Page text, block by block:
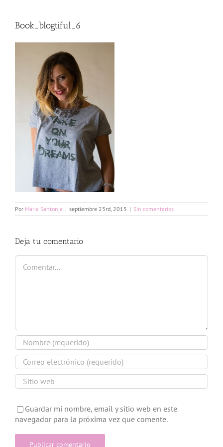
Book_blogtiful_6
Por Maria Santonja | septiembre 23rd, 2015 | Sin comentarios
Deja tu comentario
Comentar
Guardar mi nombre, email y sitio web en este
navegador para la próxima vez que comente.